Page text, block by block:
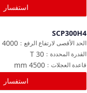
استفسار
SCP300H4
4000
الحد الأقصى لارتفاع الرفع ：
30
T القدرة المحددة ：
4500
mm قاعدة العجلات ：
استفسار